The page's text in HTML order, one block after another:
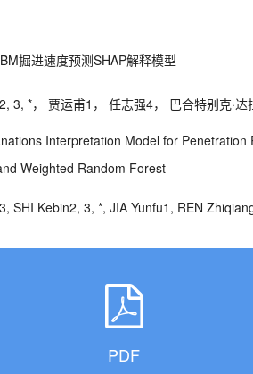
掘进速度预测SHAP解释模型
2, 3, *， 贾运甫1 ， 任志强4， 巴合特别克·达
Interpretation Model for
Weighted Random Forest
, SHI Kebin2, 3, *, JIA Yunfu1, REN
PDF